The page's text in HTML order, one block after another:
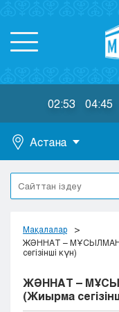
02:53 04:45
Астана
Астана
Алматы
Актобе
Атырау
Жезказган
Кокшетау
Костанай
Мақалалар
ЖӘННАТ –
сегізінші күн)
ЖӘННАТ –
(Жиырма